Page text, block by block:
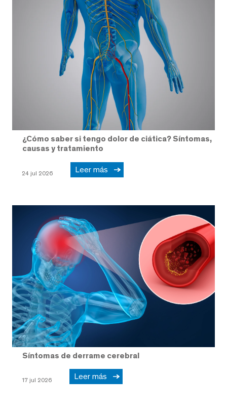
¿Cómo saber si tengo dolor de ciática? Síntomas,
causas y tratamiento
24 jul 2026 Leer más
Síntomas de derrame cerebral
17 jul 2026 Leer más